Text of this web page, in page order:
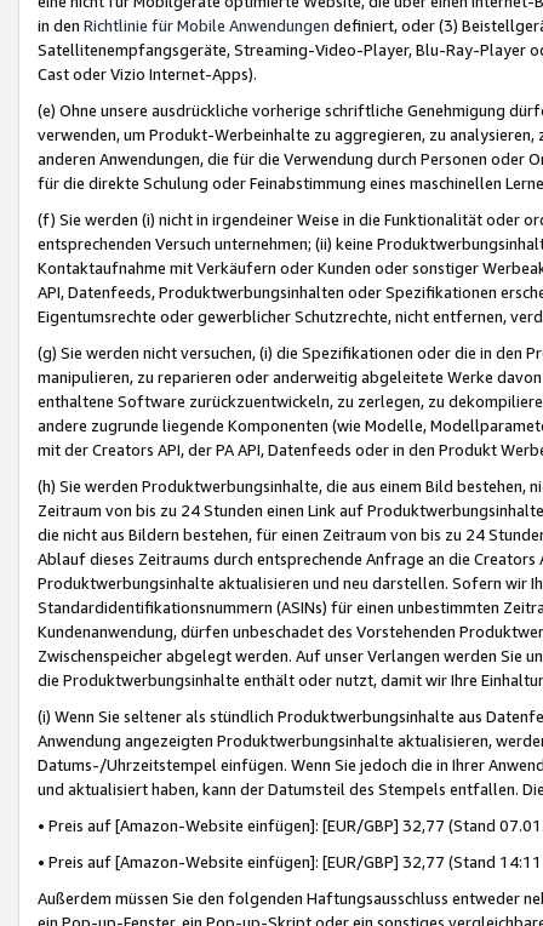
in den Richtlinie für Mobile Anwendungen definiert, oder (3)
Satellitenempfangsgeräte, Streaming-Video-Player, Blu-Ray-Player
Cast oder Vizio Internet-Apps).
(e) Ohne unsere ausdrückliche vorherige schriftliche Genehmigung
verwenden, um Produkt-Werbeinhalte zu aggregieren, zu
anderen Anwendungen, die für die Verwendung durch Personen
für die direkte Schulung oder Feinabstimmung eines maschinellen
(f) Sie werden (i) nicht in irgendeiner Weise in die Funktionalität oder
entsprechenden Versuch unternehmen; (ii) keine
Kontaktaufnahme mit Verkäufern oder Kunden oder sonstiger
API, Datenfeeds, Produktwerbungsinhalten oder Spezifikationen
Eigentumsrechte oder gewerblicher Schutzrechte, nicht entfernen,
(g) Sie werden nicht versuchen, (i) die Spezifikationen oder die in
manipulieren, zu reparieren oder anderweitig abgeleitete Werke
enthaltene Software zurückzuentwickeln, zu zerlegen, zu
andere zugrunde liegende Komponenten (wie Modelle,
mit der Creators API, der PA API, Datenfeeds oder in den Produkt
(h) Sie werden Produktwerbungsinhalte, die aus einem Bild bestehen,
Zeitraum von bis zu 24 Stunden einen Link auf
die nicht aus Bildern bestehen, für einen Zeitraum von bis zu 24
Ablauf dieses Zeitraums durch entsprechende Anfrage an die
Produktwerbungsinhalte aktualisieren und neu darstellen. Sofern wir
Standardidentifikationsnummern (ASINs) für einen unbestimmten
Kundenanwendung, dürfen unbeschadet des Vorstehenden
Zwischenspeicher abgelegt werden. Auf unser Verlangen werden Sie
die Produktwerbungsinhalte enthält oder nutzt, damit wir Ihre
(i) Wenn Sie seltener als stündlich Produktwerbungsinhalte aus
Anwendung angezeigten Produktwerbungsinhalte aktualisieren,
Datums-/Uhrzeitstempel einfügen. Wenn Sie jedoch die in Ihrer
und aktualisiert haben, kann der Datumsteil des Stempels entfallen.
• Preis auf [Amazon-Website einfügen]: [EUR/GBP] 32,77 (Stand
• Preis auf [Amazon-Website einfügen]: [EUR/GBP] 32,77 (Stand
Außerdem müssen Sie den folgenden Haftungsausschluss entweder
ein Pop-up-Fenster, ein Pop-up-Skript oder ein sonstiges